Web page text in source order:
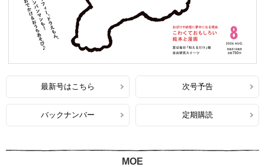
最新号はこちら 次号予告
バックナンバー 定期購読
MOE